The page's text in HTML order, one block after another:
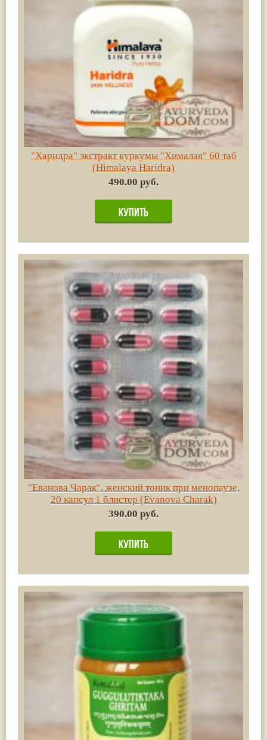
"Харидра" экстракт куркумы "Хималая" 60 таб
(Himalaya Haridra)
490.00 руб.
"Еванова Чарак", женский тоник при менопаузе,
20 капсул 1 блистер (Evanova Charak)
390.00 руб.